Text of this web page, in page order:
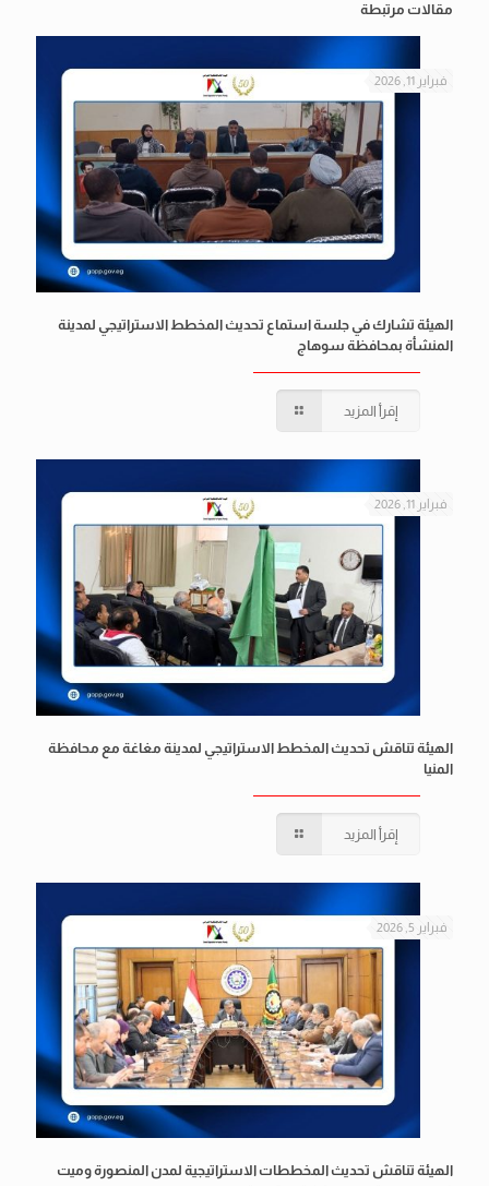
مقالات مرتبطة
فبراير 11, 2026
الهيئة تشارك في جلسة استماع تحديث المخطط الاستراتيجي لمدينة
المنشأة بمحافظة سوهاج
إقرأ المزيد
فبراير 11, 2026
الهيئة تناقش تحديث المخطط الاستراتيجي لمدينة مغاغة مع محافظة
المنيا
إقرأ المزيد
فبراير 5, 2026
الهيئة تناقش تحديث المخططات الاستراتيجية لمدن المنصورة وميت